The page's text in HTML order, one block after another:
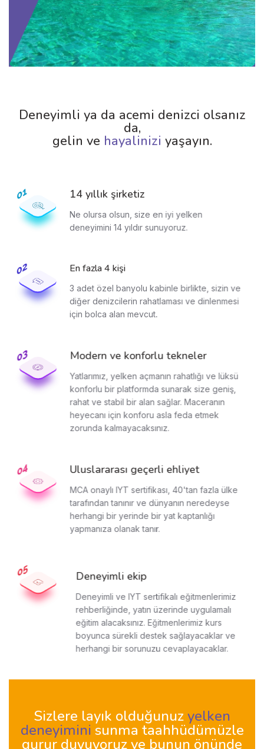
Deneyimli ya da acemi denizci olsanız
da,
gelin ve hayalinizi yaşayın.
14 yıllık şirketiz
Ne olursa olsun, size en iyi yelken
deneyimini 14 yıldır sunuyoruz.
En fazla 4 kişi
3 adet özel banyolu kabinle birlikte, sizin ve
diğer denizcilerin rahatlaması ve dinlenmesi
için bolca alan mevcut.
Modern ve konforlu tekneler
Yatlarımız, yelken açmanın rahatlığı ve lüksü
konforlu bir platformda sunarak size geniş,
rahat ve stabil bir alan sağlar. Maceranın
heyecanı için konforu asla feda etmek
zorunda kalmayacaksınız.
Uluslararası geçerli ehliyet
MCA onaylı IYT sertifikası, 40'tan fazla ülke
tarafından tanınır ve dünyanın neredeyse
herhangi bir yerinde bir yat kaptanlığı
yapmanıza olanak tanır.
Deneyimli ekip
Deneyimli ve IYT sertifikalı eğitmenlerimiz
rehberliğinde, yatın üzerinde uygulamalı
eğitim alacaksınız. Eğitmenlerimiz kurs
boyunca sürekli destek sağlayacaklar ve
herhangi bir sorunuzu cevaplayacaklar.
Sizlere layık olduğunuzyelken
deneyimini sunma taahhüdümüzle
gurur duyuyoruz ve bunun önünde